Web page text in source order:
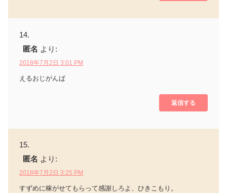
匿名 より:
2018年7月2日 3:01 PM
えるおじがんば
返信する
匿名 より:
2018年7月2日 3:25 PM
すずめに稼がせてもらって感謝しろよ、ひきこもり。